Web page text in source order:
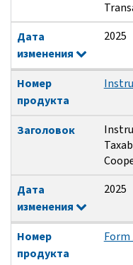
Дата
изменения
2025
Номер
продукта
Заголовок
Дата
изменения
2025
Номер
продукта
Form